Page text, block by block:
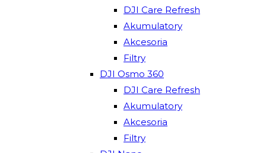
DJI Care Refresh
Akumulatory
Akcesoria
Filtry
DJI Osmo 360
DJI Care Refresh
Akumulatory
Akcesoria
Filtry